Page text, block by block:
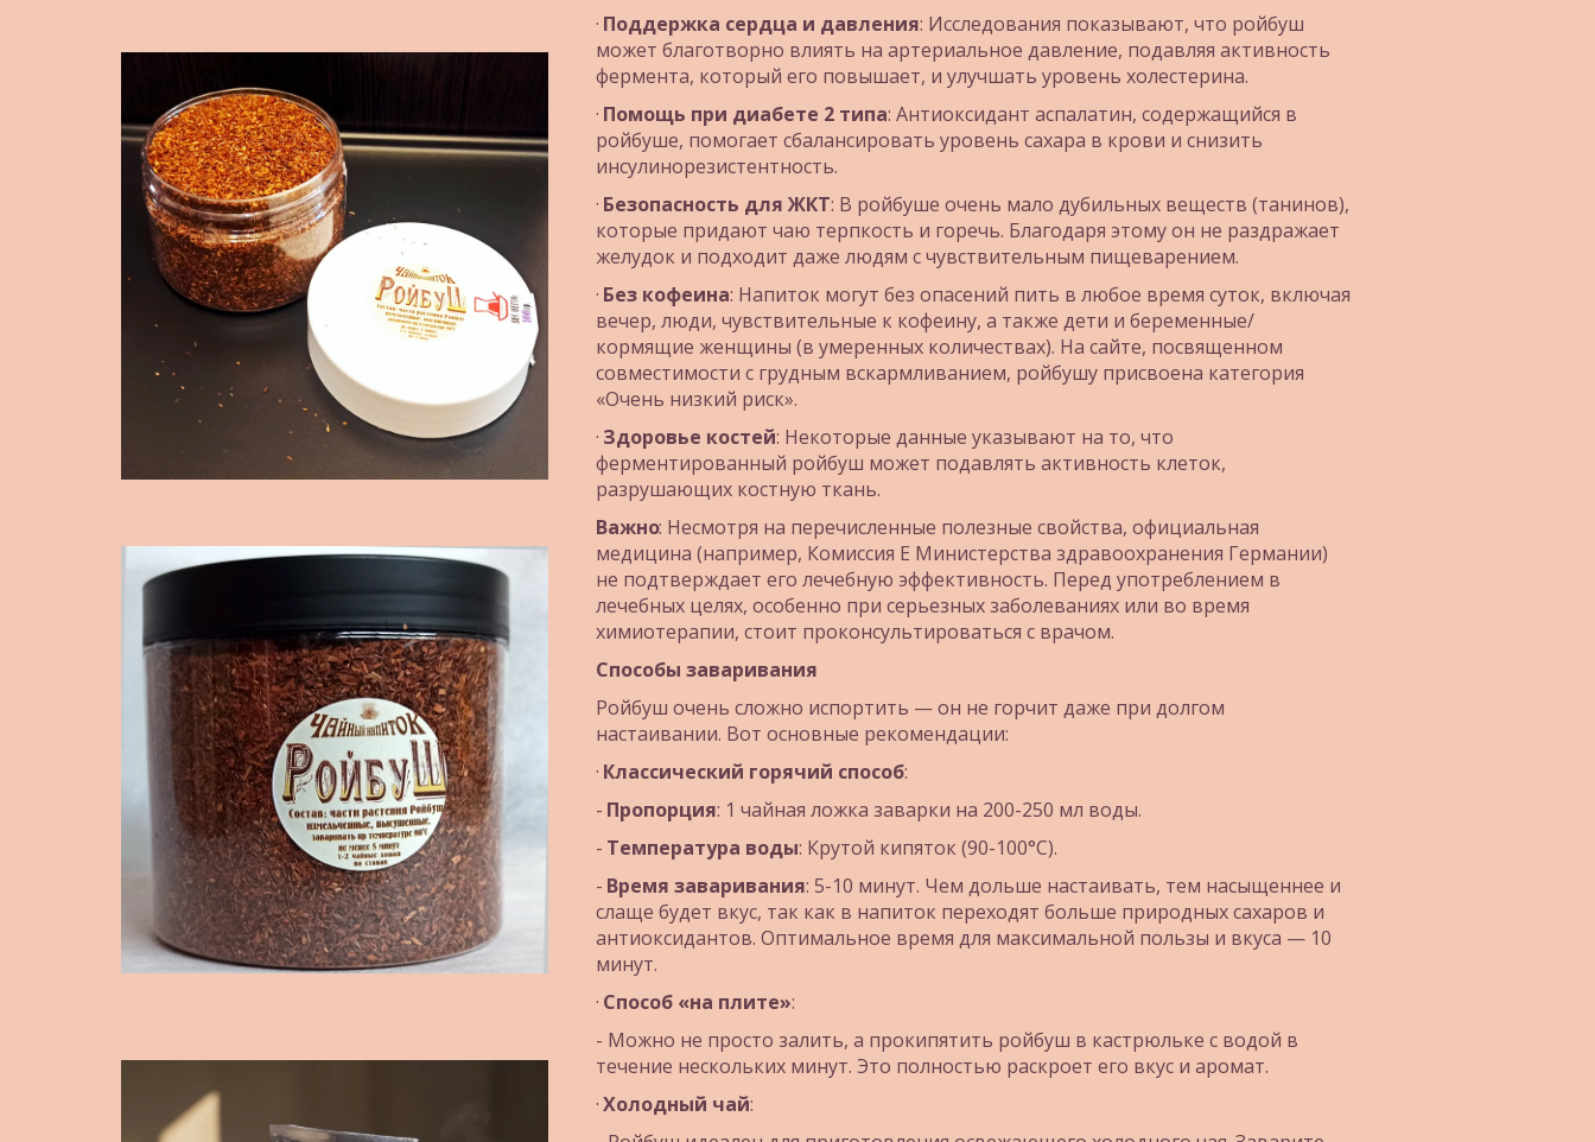
· Поддержка сердца и давления: Исследования показывают, что ройбуш
может благотворно влиять на артериальное давление, подавляя активность
фермента, который его повышает, и улучшать уровень холестерина.
· Помощь при диабете 2 типа: Антиоксидант аспалатин, содержащийся в
ройбуше, помогает сбалансировать уровень сахара в крови и снизить
инсулинорезистентность.
· Безопасность для ЖКТ: В ройбуше очень мало дубильных веществ (танинов),
которые придают чаю терпкость и горечь. Благодаря этому он не раздражает
желудок и подходит даже людям с чувствительным пищеварением.
· Без кофеина: Напиток могут без опасений пить в любое время суток, включая
вечер, люди, чувствительные к кофеину, а также дети и беременные/
кормящие женщины (в умеренных количествах). На сайте, посвященном
совместимости с грудным вскармливанием, ройбушу присвоена категория
«Очень низкий риск».
· Здоровье костей: Некоторые данные указывают на то, что
ферментированный ройбуш может подавлять активность клеток,
разрушающих костную ткань.
Важно: Несмотря на перечисленные полезные свойства, официальная
медицина (например, Комиссия E Министерства здравоохранения Германии)
не подтверждает его лечебную эффективность. Перед употреблением в
лечебных целях, особенно при серьезных заболеваниях или во время
химиотерапии, стоит проконсультироваться с врачом.
Способы заваривания
Ройбуш очень сложно испортить — он не горчит даже при долгом
настаивании. Вот основные рекомендации:
· Классический горячий способ:
- Пропорция: 1 чайная ложка заварки на 200-250 мл воды.
- Температура воды: Крутой кипяток (90-100°C).
- Время заваривания: 5-10 минут. Чем дольше настаивать, тем насыщеннее и
слаще будет вкус, так как в напиток переходят больше природных сахаров и
антиоксидантов. Оптимальное время для максимальной пользы и вкуса — 10
минут.
· Способ «на плите»:
- Можно не просто залить, а прокипятить ройбуш в кастрюльке с водой в
течение нескольких минут. Это полностью раскроет его вкус и аромат.
· Холодный чай: